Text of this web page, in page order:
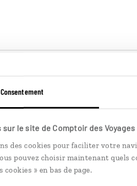
Consentement
sur le site de Comptoir des Voyages
des cookies pour faciliter votre
pouvez choisir maintenant quels
cookies » en bas de page.
plus